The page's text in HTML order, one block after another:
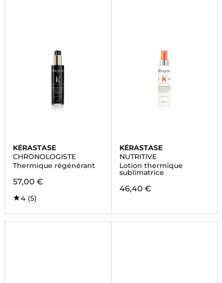
KÉRASTASE
CHRONOLOGISTE
Thermique régénérant
57,00 €
4 (5)
KÉRASTASE
NUTRITIVE
Lotion thermique
sublimatrice
46,40 €